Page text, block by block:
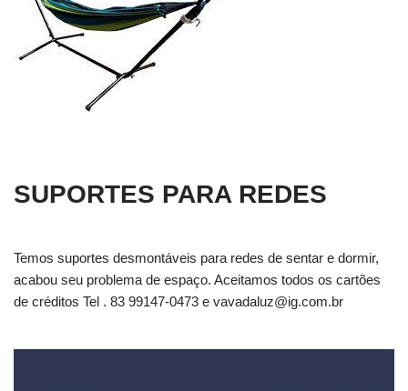
SUPORTES PARA REDES
Temos suportes desmontáveis para redes de sentar e dormir,
acabou seu problema de espaço. Aceitamos todos os cartões
de créditos Tel . 83 99147-0473 e vavadaluz@ig.com.br